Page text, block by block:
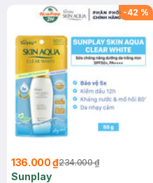
-42 %
136.000 ₫234.000 ₫
Sunplay